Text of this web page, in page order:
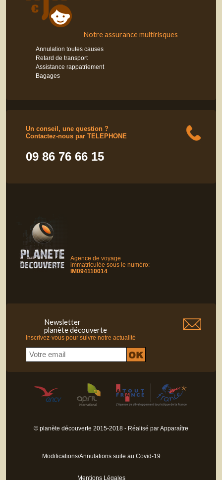
Notre assurance multirisques
Annulation toutes causes
Retard de transport
Assistance rappatriement
Bagages
Un conseil, une question ?
Contactez-nous par TELEPHONE
09 86 76 66 15
Agence de voyage
immatriculée sous le numéro:
IM094110014
Newsletter
planète découverte
Inscrivez-vous pour suivre notre actualité
© planète découverte 2015-2018 - Réalisé parApparaître
Modifications/Annulations suite au Covid-19
Mentions Légales